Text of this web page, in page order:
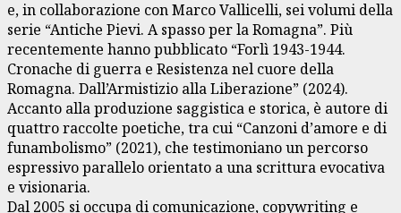
e, in collaborazione con Marco Vallicelli, sei volumi della
serie “Antiche Pievi. A spasso per la Romagna”. Più
recentemente hanno pubblicato “Forlì 1943-1944.
Cronache di guerra e Resistenza nel cuore della
Romagna. Dall’Armistizio alla Liberazione” (2024).
Accanto alla produzione saggistica e storica, è autore di
quattro raccolte poetiche, tra cui “Canzoni d’amore e di
funambolismo” (2021), che testimoniano un percorso
espressivo parallelo orientato a una scrittura evocativa
e visionaria.
Dal 2005 si occupa di comunicazione, copywriting e